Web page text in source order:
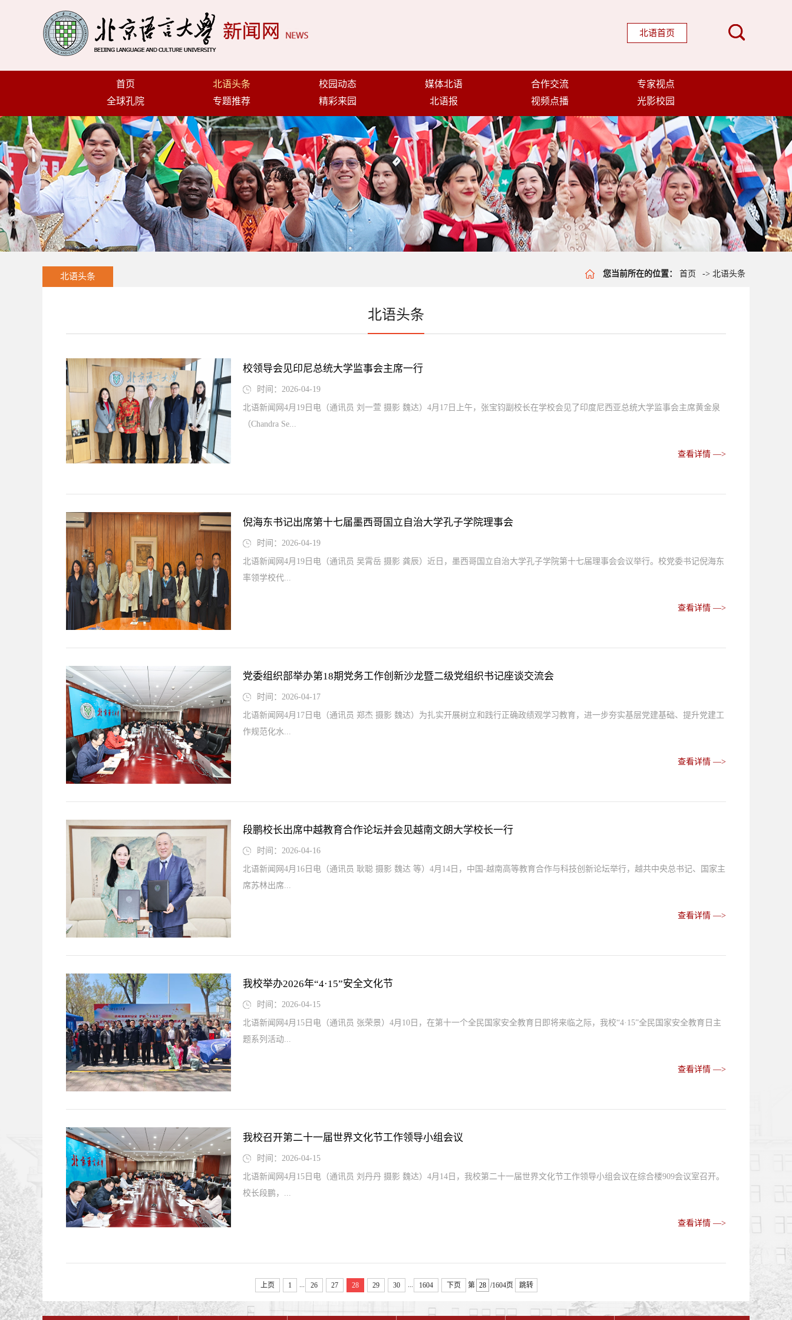
北语首页
首页 北语头条 校园动态 媒体北语 合作交流
专家视点
全球孔院
专题推荐 精彩来园 北语报 视频点播 光影校园
北语头条 您当前所在的位置： 首页 -> 北语头条
北语头条
校领导会见印尼总统大学监事会主席一行
时间：2026-04-19
北语新闻网4月19日电（通讯员 刘一萱 摄影 魏达）4月17日上午，张宝钧副校长在学校会见了印度尼西亚总统大学监事会主席黄金泉
（Chandra Se...
查看详情 —>
倪海东书记出席第十七届墨西哥国立自治大学孔子学院理事会
时间：2026-04-19
北语新闻网4月19日电（通讯员 吴霄岳 摄影 龚辰）近日，墨西哥国立自治大学孔子学院第十七届理事会会议举行。校党委书记倪海东
率领学校代...
查看详情 —>
党委组织部举办第18期党务工作创新沙龙暨二级党组织书记座谈交流会
时间：2026-04-17
北语新闻网4月17日电（通讯员 郑杰 摄影 魏达）为扎实开展树立和践行正确政绩观学习教育，进一步夯实基层党建基础、提升党建工
作规范化水...
查看详情 —>
段鹏校长出席中越教育合作论坛并会见越南文朗大学校长一行
时间：2026-04-16
北语新闻网4月16日电（通讯员 耿聪 摄影 魏达 等）4月14日，中国-越南高等教育合作与科技创新论坛举行，越共中央总书记、国家主
席苏林出席...
查看详情 —>
我校举办2026年“4·15”安全文化节
时间：2026-04-15
北语新闻网4月15日电（通讯员 张荣景）4月10日，在第十一个全民国家安全教育日即将来临之际，我校“4·15”全民国家安全教育日主
题系列活动...
查看详情 —>
我校召开第二十一届世界文化节工作领导小组会议
时间：2026-04-15
北语新闻网4月15日电（通讯员 刘丹丹 摄影 魏达）4月14日，我校第二十一届世界文化节工作领导小组会议在综合楼909会议室召开。
校长段鹏，...
查看详情 —>
上页 1 26 27 28 29 30 1604 下页 第 /1604页 跳转